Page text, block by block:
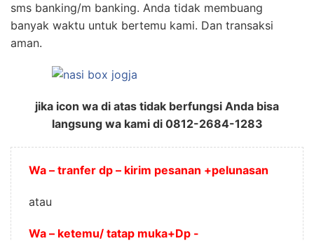
sms banking/m banking. Anda tidak membuang
banyak waktu untuk bertemu kami. Dan transaksi
aman.
jika icon wa di atas tidak berfungsi Anda bisa
langsung wa kami di 0812-2684-1283
Wa – tranfer dp – kirim pesanan +pelunasan
atau
Wa – ketemu/ tatap muka+Dp -